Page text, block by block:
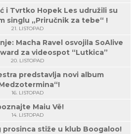
i Tvrtko Hopek Les udružili su
singlu „Priručnik za tebe“ !
21. LISTOPAD
Macha Ravel osvojila SoAlive
za videospot “Lutkica”
20. LISTOPAD
predstavlja novi album
16. LISTOPAD
Maiu Vë!
14. LISTOPAD
prosinca stiže u klub Boogaloo!